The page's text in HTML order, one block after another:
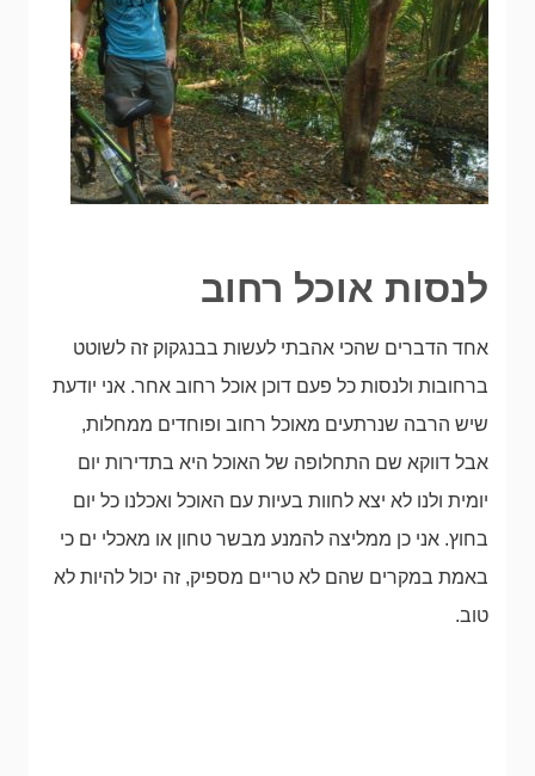
לנסות אוכל רחוב
אחד הדברים שהכי אהבתי לעשות בבנגקוק זה לשוטט
ברחובות ולנסות כל פעם דוכן אוכל רחוב אחר. אני יודעת
שיש הרבה שנרתעים מאוכל רחוב ופוחדים ממחלות,
אבל דווקא שם התחלופה של האוכל היא בתדירות יום
יומית ולנו לא יצא לחוות בעיות עם האוכל ואכלנו כל יום
בחוץ. אני כן ממליצה להמנע מבשר טחון או מאכלי ים כי
באמת במקרים שהם לא טריים מספיק, זה יכול להיות לא
טוב.